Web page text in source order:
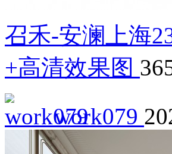
召禾-安澜上海
+高清效果图
work079